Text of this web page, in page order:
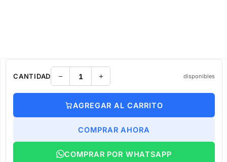
CANTIDAD disponibles
AGREGAR AL CARRITO
COMPRAR AHORA
COMPRAR POR WHATSAPP